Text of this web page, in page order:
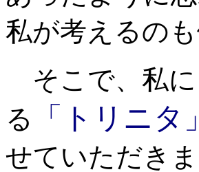
私が考えるの
そこで、私に
る
「トリニタ」
せていただきま